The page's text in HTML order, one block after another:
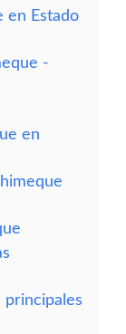
en Estado
-
en
principales